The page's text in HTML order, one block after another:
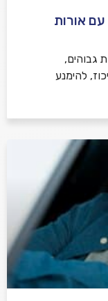
אורות
גבוהים,
להימנע